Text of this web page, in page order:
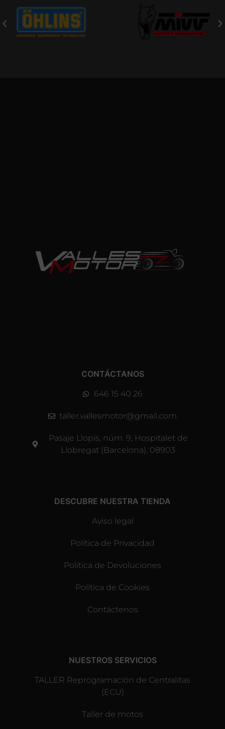
CONTÁCTANOS
646 15 40 26
taller.vallesmotor@gmail.com
Pasaje Llopis, núm. 9, Hospitalet de
Llobregat (Barcelona), 08903
DESCUBRE NUESTRA TIENDA
Aviso legal
Política de Privacidad
Política de Devoluciones
Política de Cookies
Contáctenos
NUESTROS SERVICIOS
TALLER Reprogramación de Centralitas
(ECU)
Taller de motos